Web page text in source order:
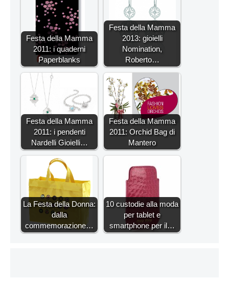
Festa della Mamma
2011: i quaderni
Paperblanks
Festa della Mamma
2013: gioielli
Nomination,
Roberto…
Festa della Mamma
2011: i pendenti
Nardelli Gioielli…
Festa della Mamma
2011: Orchid Bag di
Mantero
La Festa della Donna:
dalla
commemorazione…
10 custodie alla moda
per tablet e
smartphone per il…